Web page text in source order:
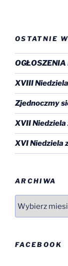
OSTATNIE
XVIII
Zjednoczmy
XVII Niedziela
XVI Niedziela
ARCHIWA
FACEBOOK